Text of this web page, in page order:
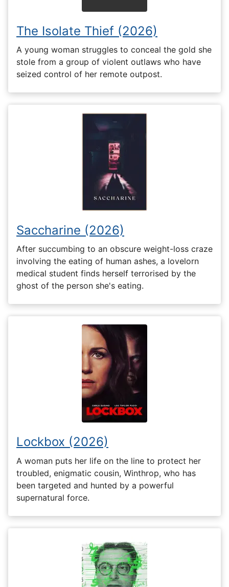
The Isolate Thief (2026)
A young woman struggles to conceal the gold she
stole from a group of violent outlaws who have
seized control of her remote outpost.
Saccharine (2026)
After succumbing to an obscure weight-loss craze
involving the eating of human ashes, a lovelorn
medical student finds herself terrorised by the
ghost of the person she's eating.
Lockbox (2026)
A woman puts her life on the line to protect her
troubled, enigmatic cousin, Winthrop, who has
been targeted and hunted by a powerful
supernatural force.